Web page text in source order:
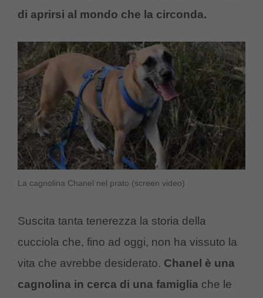
di aprirsi al mondo che la circonda.
La cagnolina Chanel nel prato (screen video)
Suscita tanta tenerezza la storia della
cucciola che, fino ad oggi, non ha vissuto la
vita che avrebbe desiderato. Chanel è una
cagnolina in cerca di una famiglia che le